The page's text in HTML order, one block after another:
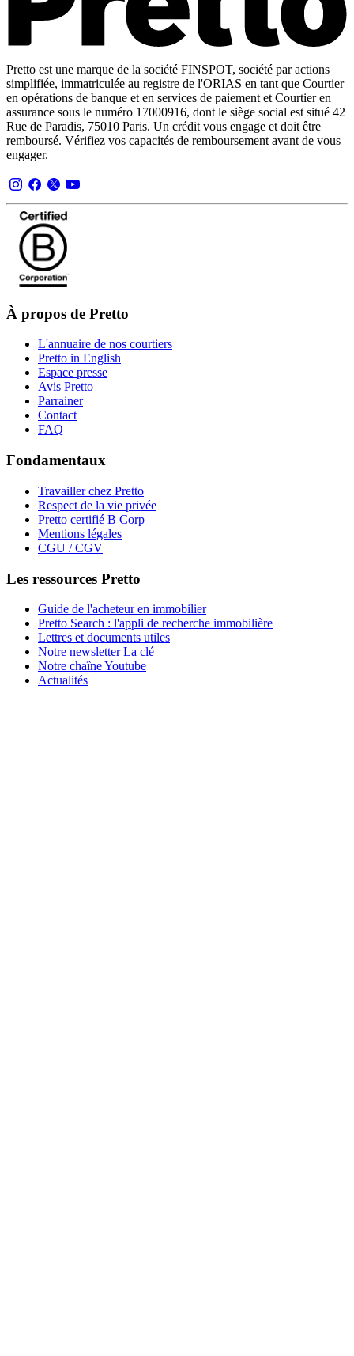
Pretto est une marque de la société FINSPOT, société par actions
simplifiée, immatriculée au registre de l'ORIAS en tant que Courtier
en opérations de banque et en services de paiement et Courtier en
assurance sous le numéro 17000916, dont le siège social est situé 42
Rue de Paradis, 75010 Paris. Un crédit vous engage et doit être
remboursé. Vérifiez vos capacités de remboursement avant de vous
engager.
À propos de Pretto
L'annuaire de nos courtiers
Pretto in English
Espace presse
Avis Pretto
Parrainer
Contact
FAQ
Fondamentaux
Travailler chez Pretto
Respect de la vie privée
Pretto certifié B Corp
Mentions légales
CGU / CGV
Les ressources Pretto
Guide de l'acheteur en immobilier
Pretto Search : l'appli de recherche immobilière
Lettres et documents utiles
Notre newsletter La clé
Notre chaîne Youtube
Actualités